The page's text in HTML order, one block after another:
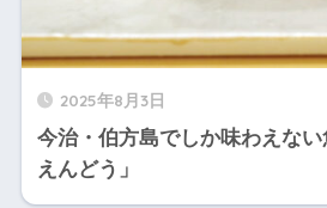
2025年8月3日
今治・伯方島でしか味わえな
えんどう」